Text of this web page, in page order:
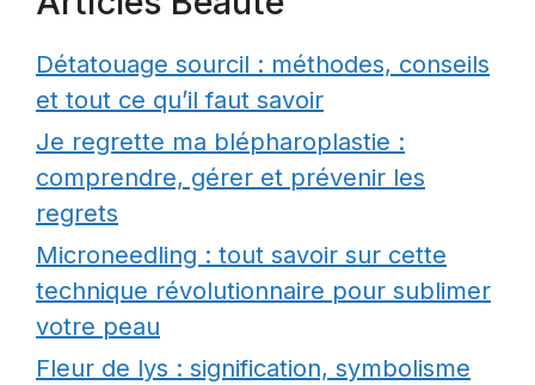
Détatouage sourcil : méthodes, conseils
et tout ce qu’il faut savoir
Je regrette ma blépharoplastie :
comprendre, gérer et prévenir les
regrets
Microneedling : tout savoir sur cette
technique révolutionnaire pour sublimer
votre peau
Fleur de lys : signification, symbolisme